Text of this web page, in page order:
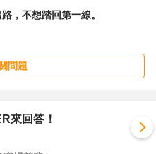
，不想踏回第一線。
問題
來回答！